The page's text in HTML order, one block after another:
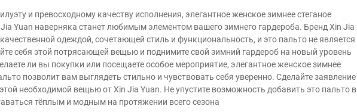
и превосходному качеству исполнения, элегантное женское зимнее стеганое
Yuan наверняка станет любимым элементом вашего зимнего гардероба. Бренд Xin Jia
одеждой, сочетающей стиль и функциональность, и это пальто не является
себя этой потрясающей вещью и поднимите свой зимний гардероб на новый уровень
ли вы покупки или посещаете особое мероприятие, элегантное женское зимнее
позволит вам выглядеть стильно и чувствовать себя уверенно. Сделайте заявление
необходимой вещью от Xin Jia Yuan. Не упустите возможность добавить это пальто в
тёплым и модным на протяжении всего сезона